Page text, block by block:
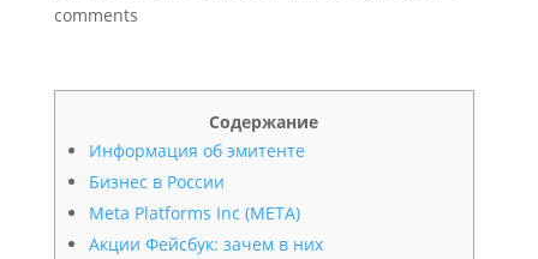
comments
Содержание
Информация об эмитенте
Бизнес в России
Meta Platforms Inc (META)
Акции Фейсбук: зачем в них